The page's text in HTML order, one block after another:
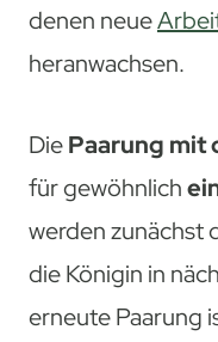
denen neue
heranwachsen.
DiePaarung mit
für gewöhnlich
werden zunächst
die Königin in
erneute Paarung